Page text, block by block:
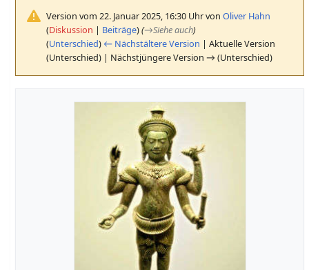
Version vom 22. Januar 2025, 16:30 Uhr vonOliver Hahn
(Diskussion | Beiträge)(→Siehe auch)
(Unterschied) ← Nächstältere Version | Aktuelle Version
(Unterschied) | Nächstjüngere Version → (Unterschied)